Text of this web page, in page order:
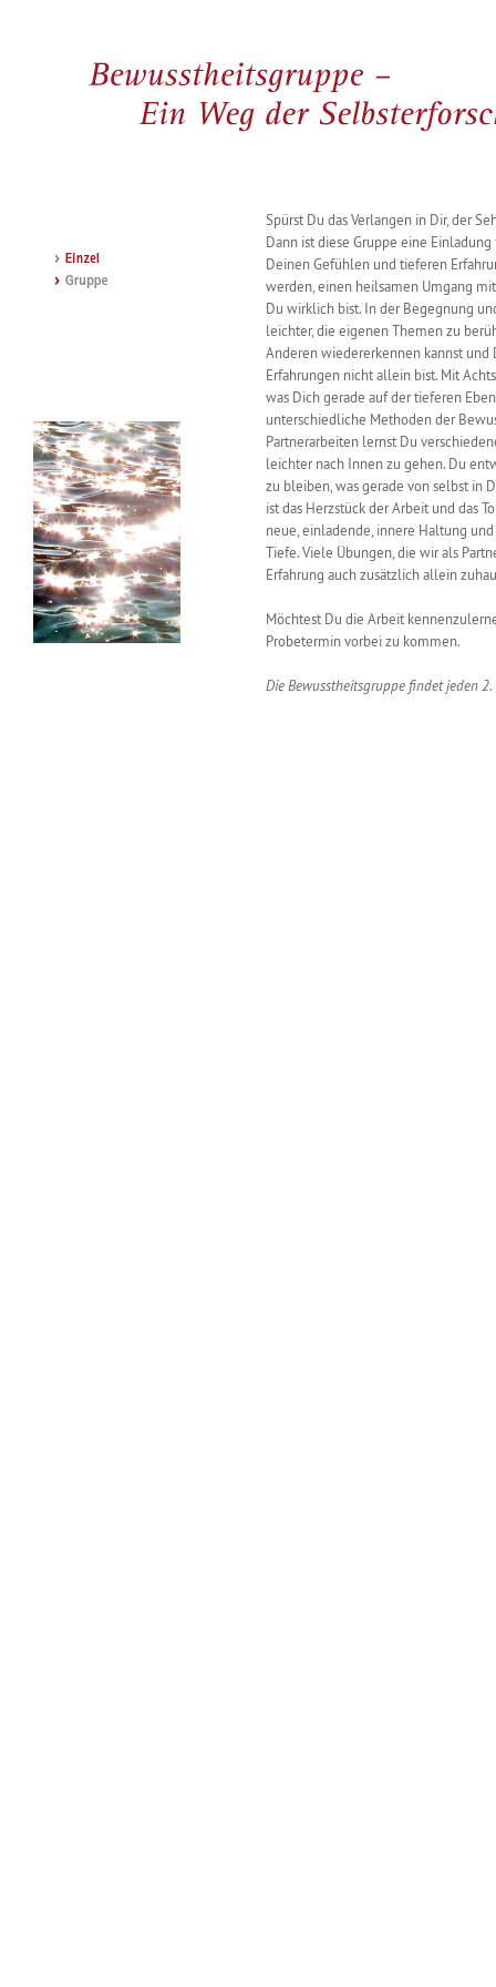
Spürst Du das Verlangen in Dir, der
Dann ist diese Gruppe eine
Deinen Gefühlen und tieferen
werden, einen heilsamen Umgang
Du wirklich bist. In der Begegnung
leichter, die eigenen Themen zu
Anderen wiedererkennen kannst und
Erfahrungen nicht allein bist. Mit
was Dich gerade auf der tieferen
unterschiedliche Methoden der
Partnerarbeiten lernst Du
leichter nach Innen zu gehen. Du
zu bleiben, was gerade von selbst in
ist das Herzstück der Arbeit und das
neue, einladende, innere Haltung
Tiefe. Viele Übungen, die wir als
Erfahrung auch zusätzlich allein
Möchtest Du die Arbeit
Probetermin vorbei zu kommen.
Die Bewusstheitsgruppe findet jeden